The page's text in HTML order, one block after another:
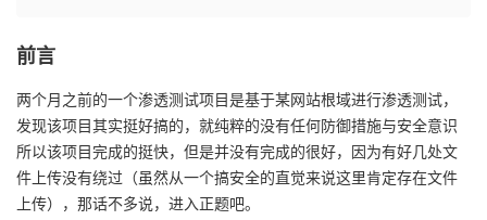
页开
发
者
我
的
开
发
者
的
Programs
我
的
支
前言
两个月之前的一个渗透测试项目是基于某网站根域进行渗透测试，
发现该项目其实挺好搞的，就纯粹的没有任何防御措施与安全意识
所以该项目完成的挺快，但是并没有完成的很好，因为有好几处文
件上传没有绕过（虽然从一个搞安全的直觉来说这里肯定存在文件
上传），那话不多说，进入正题吧。